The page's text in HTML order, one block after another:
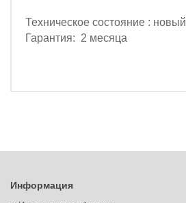
Техническое состояние : новый
Гарантия: 2 месяца
Информация